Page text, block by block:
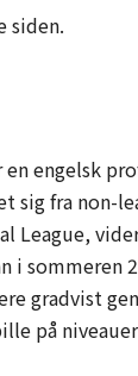
siden.
engelsk
sig fra non-
sommeren
gradvist
på